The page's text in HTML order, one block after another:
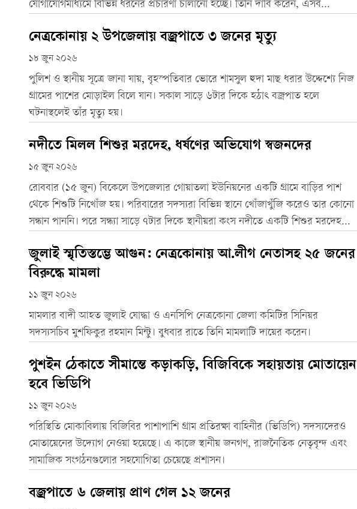
যোগাযোগমাধ্যমে বিভিন্ন ধরনের প্রচারণা চালানো হচ্ছে। তিনি দাবি করেন, এসব
নেত্রকোনায় ২ উপজেলায় বজ্রপাতে ৩ জনের মৃত্যু
১৮ জুন ২০২৬
পুলিশ ও স্থানীয় সূত্রে জানা যায়, বৃহস্পতিবার ভোরে শামসুল হুদা মাছ ধরার উদ্দেশ্যে নিজ
গ্রামের পাশের মোড়াইল বিলে যান। সকাল সাড়ে ৬টার দিকে হঠাৎ বজ্রপাত হলে
ঘটনাস্থলেই তাঁর মৃত্যু হয়।
নদীতে মিলল শিশুর মরদেহ, ধর্ষণের অভিযোগ স্বজনদের
১৫ জুন ২০২৬
রোববার (১৫ জুন) বিকেলে উপজেলার গোয়াতলা ইউনিয়নের একটি গ্রামে বাড়ির পাশ
থেকে শিশুটি নিখোঁজ হয়। পরিবারের সদস্যরা বিভিন্ন স্থানে খোঁজাখুঁজি করেও তার কোনো
সন্ধান পাননি। পরে সন্ধ্যা সাড়ে ৭টার দিকে স্থানীয়রা কংস নদীতে একটি শিশুর মরদেহ
জুলাই স্মৃতিস্তম্ভে আগুন: নেত্রকোনায় আ.লীগ নেতাসহ ২৫ জনের
বিরুদ্ধে মামলা
১১ জুন ২০২৬
মামলার বাদী আহত জুলাই যোদ্ধা ও এনসিপি নেত্রকোনা জেলা কমিটির সিনিয়র
সদস্যসচিব মুশফিকুর রহমান মিন্টু। বুধবার রাতে তিনি মামলাটি দায়ের করেন।
পুশইন ঠেকাতে সীমান্তে কড়াকড়ি, বিজিবিকে সহায়তায় মোতায়েন
হবে ভিডিপি
১১ জুন ২০২৬
পরিস্থিতি মোকাবিলায় বিজিবির পাশাপাশি গ্রাম প্রতিরক্ষা বাহিনীর (ভিডিপি) সদস্যদেরও
মোতায়েনের উদ্যোগ নেওয়া হয়েছে। এ কাজে স্থানীয় জনগণ, রাজনৈতিক নেতৃবৃন্দ এবং
সামাজিক সংগঠনগুলোর সহযোগিতা চেয়েছে প্রশাসন।
বজ্রপাতে ৬ জেলায় প্রাণ গেল ১২ জনের